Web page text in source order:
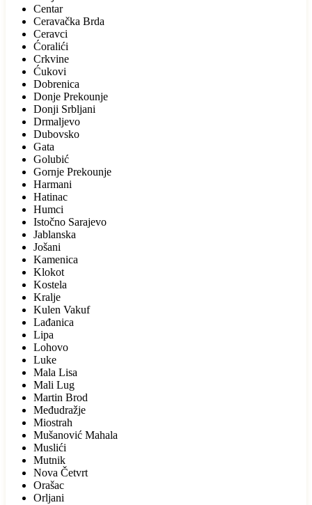
Centar
Ceravačka Brda
Ceravci
Ćoralići
Crkvine
Ćukovi
Dobrenica
Donje Prekounje
Donji Srbljani
Drmaljevo
Dubovsko
Gata
Golubić
Gornje Prekounje
Harmani
Hatinac
Humci
Istočno Sarajevo
Jablanska
Jošani
Kamenica
Klokot
Kostela
Kralje
Kulen Vakuf
Lađanica
Lipa
Lohovo
Luke
Mala Lisa
Mali Lug
Martin Brod
Međudražje
Miostrah
Mušanović Mahala
Muslići
Mutnik
Nova Četvrt
Orašac
Orljani